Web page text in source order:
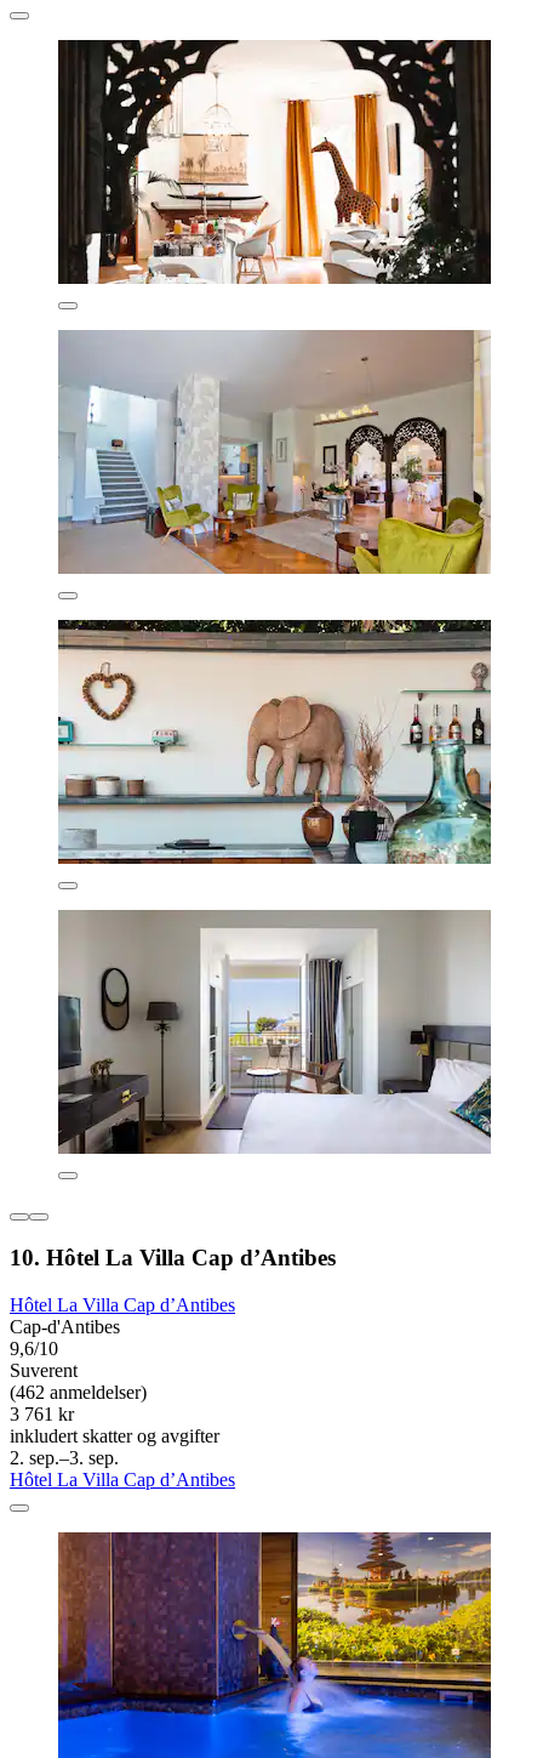
10. Hôtel La Villa Cap d’Antibes
Hôtel La Villa Cap d’Antibes
Cap-d'Antibes
9,6/10
Suverent
(462 anmeldelser)
3 761 kr
inkludert skatter og avgifter
2. sep.–3. sep.
Hôtel La Villa Cap d’Antibes